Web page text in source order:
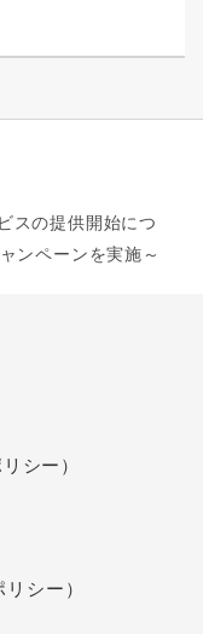
スの提供開始につ
ンペーンを実施～
シー）
シー）